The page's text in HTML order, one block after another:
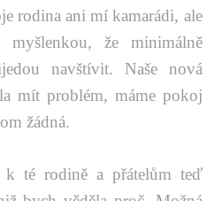
rodina ani mí kamarádi, ale
myšlenkou, že minimálně
navštívit. Naše nová
mít problém, máme pokoj
žádná.
k té rodině a přátelům teď